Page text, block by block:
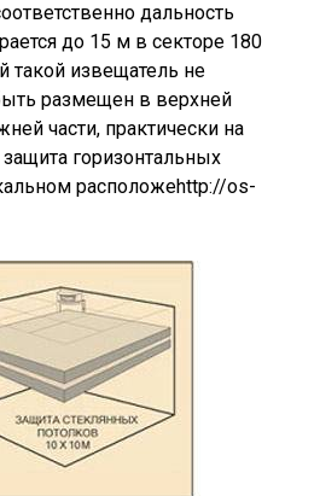
дальность
до 15 м в секторе 180
такой извещатель не
размещен в верхней
части, практически на
горизонтальных
расположеhttp://os-